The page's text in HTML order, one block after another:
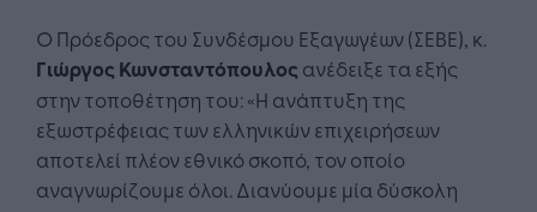
Ο Πρόεδρος του Συνδέσμου Εξαγωγέων (ΣΕΒΕ), κ.
Γιώργος Κωνσταντόπουλος ανέδειξε τα εξής
στην τοποθέτηση του: «Η ανάπτυξη της
εξωστρέφειας των ελληνικών επιχειρήσεων
αποτελεί πλέον εθνικό σκοπό, τον οποίο
αναγνωρίζουμε όλοι. Διανύουμε μία δύσκολη